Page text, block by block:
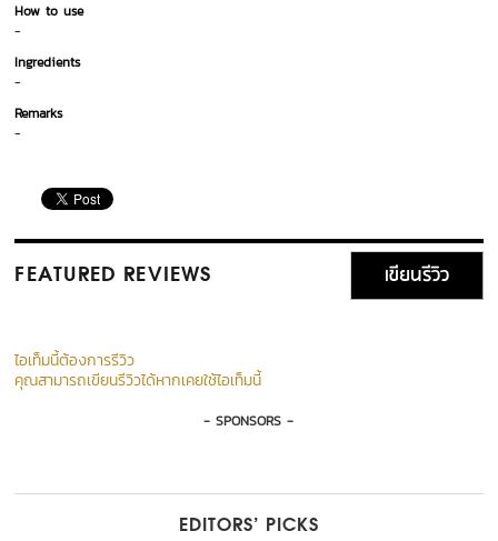
How to use
-
Ingredients
-
Remarks
-
FEATURED REVIEWS เขียนรีวิว
ไอเท็มนี้ต้องการรีวิว
คุณสามารถเขียนรีวิวได้หากเคยใช้ไอเท็มนี้
- SPONSORS -
EDITORS’ PICKS